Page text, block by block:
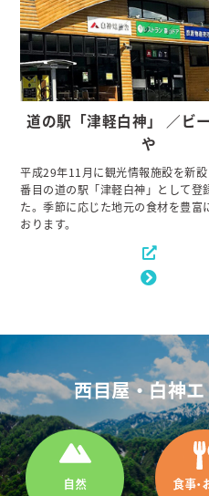
道の駅「津軽白神」 ／ビ
や
平成29年11月に観光情報施設を新
番目の道の駅「津軽白神」として登
た。季節に応じた地元の食材を豊富
おります。
西目屋・白神
自然 食事・